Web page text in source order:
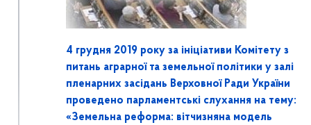
4 грудня 2019 року за ініціативи Комітету з
питань аграрної та земельної політики у залі
пленарних засідань Верховної Ради України
проведено парламентські слухання на тему:
«Земельна реформа: вітчизняна модель